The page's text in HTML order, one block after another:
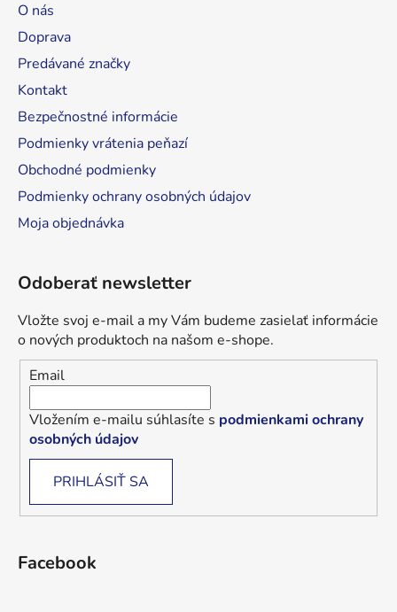
O nás
Doprava
Predávané značky
Kontakt
Bezpečnostné informácie
Podmienky vrátenia peňazí
Obchodné podmienky
Podmienky ochrany osobných údajov
Moja objednávka
Odoberať newsletter
Vložte svoj e-mail a my Vám budeme zasielať informácie
o nových produktoch na našom e-shope.
Email
Vložením e-mailu súhlasíte s podmienkami ochrany
osobných údajov
PRIHLÁSIŤ SA
Facebook